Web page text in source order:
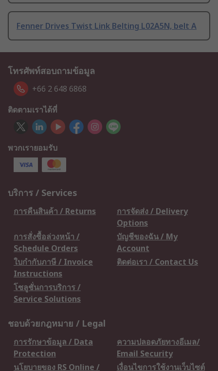
Fenner Drives Twist Link Belting L02A5N, belt A
โทรศัพท์สอบถามข้อมูล
+66 2 648 6868
ติดตามเราได้ที่
พวกเรายอมรับ
บริการ / Services
การคืนสินค้า / Returns
การจัดส่ง / Delivery
Options
การสั่งซื้อล่วงหน้า /
Schedule Orders
บัญชีของฉัน / My
Account
ใบกำกับภาษี / Invoice
Instructions
ติดต่อเรา / Contact Us
โซลูชั่นการบริการ /
Service Solutions
ชอบด้วยกฎหมาย / Legal
การรักษาข้อมูล / Data
Protection
ความปลอดภัยทางอีเมล/
Email Security
นโยบายของ RS Online /
เงื่อนไขการใช้งานเว็บไซต์